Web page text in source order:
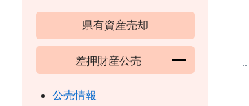
県有資産売却
差押財産公売
公売情報